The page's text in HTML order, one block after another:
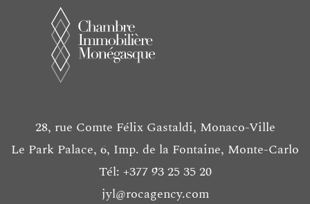
28, rue Comte Félix Gastaldi, Monaco-Ville
Le Park Palace, 6, Imp. de la Fontaine, Monte-Carlo
Tél: +377 93 25 35 20
jyl@rocagency.com